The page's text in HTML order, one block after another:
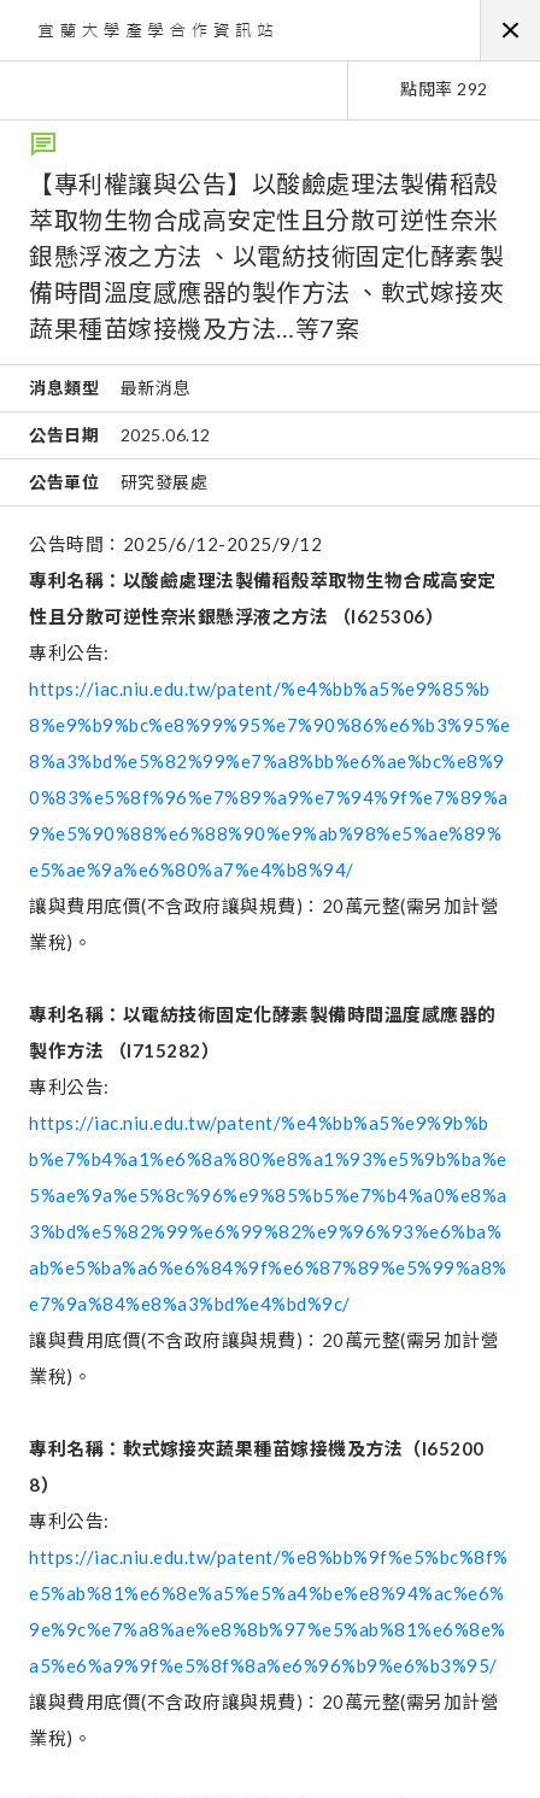
點閱率 292
【專利權讓與公告】以酸鹼處理法製備稻殼
萃取物生物合成高安定性且分散可逆性奈米
銀懸浮液之方法 、以電紡技術固定化酵素製
備時間溫度感應器的製作方法 、軟式嫁接夾
蔬果種苗嫁接機及方法…等7案
消息類型 最新消息
公告日期 2025.06.12
公告單位 研究發展處
公告時間：2025/6/12-2025/9/12
專利名稱：以酸鹼處理法製備稻殼萃取物生物合成高安定
性且分散可逆性奈米銀懸浮液之方法
（I625306）
專利公告:
https://iac.niu.edu.tw/patent/%e4%bb%a5%e9%85%b
8%e9%b9%bc%e8%99%95%e7%90%86%e6%b3%95%e
8%a3%bd%e5%82%99%e7%a8%bb%e6%ae%bc%e8%9
0%83%e5%8f%96%e7%89%a9%e7%94%9f%e7%89%a
9%e5%90%88%e6%88%90%e9%ab%98%e5%ae%89%
e5%ae%9a%e6%80%a7%e4%b8%94/
讓與費用底價(不含政府讓與規費)：20萬元整(需另加計營
業稅)。
專利名稱：以電紡技術固定化酵素製備時間溫度感應器的
製作方法
（I715282）
專利公告:
https://iac.niu.edu.tw/patent/%e4%bb%a5%e9%9b%b
b%e7%b4%a1%e6%8a%80%e8%a1%93%e5%9b%ba%e
5%ae%9a%e5%8c%96%e9%85%b5%e7%b4%a0%e8%a
3%bd%e5%82%99%e6%99%82%e9%96%93%e6%ba%
ab%e5%ba%a6%e6%84%9f%e6%87%89%e5%99%a8%
e7%9a%84%e8%a3%bd%e4%bd%9c/
讓與費用底價(不含政府讓與規費)：20萬元整(需另加計營
業稅)。
專利名稱：軟式嫁接夾蔬果種苗嫁接機及方法（I65200
8）
專利公告:
https://iac.niu.edu.tw/patent/%e8%bb%9f%e5%bc%8f%
e5%ab%81%e6%8e%a5%e5%a4%be%e8%94%ac%e6%
9e%9c%e7%a8%ae%e8%8b%97%e5%ab%81%e6%8e%
a5%e6%a9%9f%e5%8f%8a%e6%96%b9%e6%b3%95/
讓與費用底價(不含政府讓與規費)：20萬元整(需另加計營
業稅)。